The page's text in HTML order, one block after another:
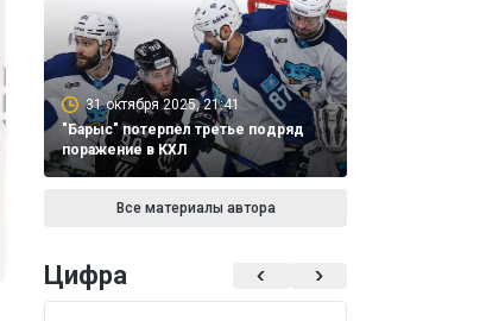
31 октября 2025, 21:41
"Барыс" потерпел третье подряд
поражение в КХЛ
Все материалы автора
Цифра